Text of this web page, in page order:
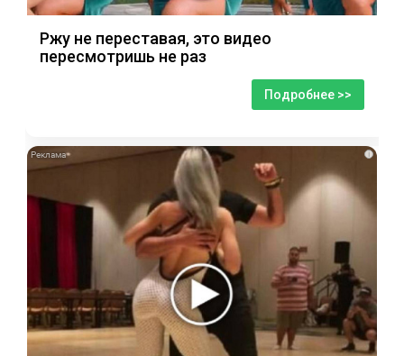
Ржу не переставая, это видео
пересмотришь не раз
Подробнее >>
i